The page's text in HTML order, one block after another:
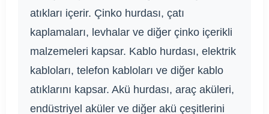
atıkları içerir. Çinko hurdası, çatı
kaplamaları, levhalar ve diğer çinko içerikli
malzemeleri kapsar. Kablo hurdası, elektrik
kabloları, telefon kabloları ve diğer kablo
atıklarını kapsar. Akü hurdası, araç aküleri,
endüstriyel aküler ve diğer akü çeşitlerini